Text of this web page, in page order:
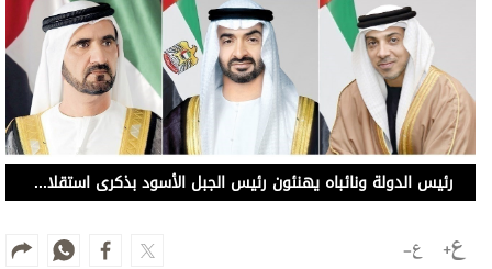
رئيس الدولة ونائباه يهنئون رئيس الجبل الأسود بذكرى استقلال بلاده